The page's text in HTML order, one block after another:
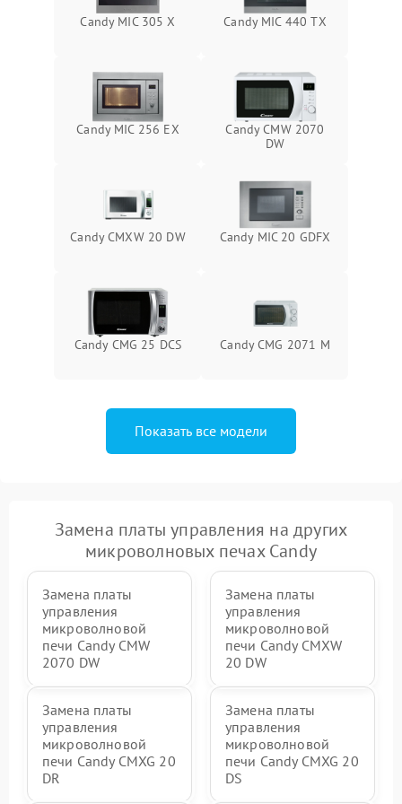
Candy MIC 305 X Candy MIC 440 TX
Candy MIC 256 EX
Candy CMW 2070
DW
Candy CMXW 20 DW Candy MIC 20 GDFX
Candy CMG 25 DCS Candy CMG 2071 M
Показать все модели
Замена платы управления на других
микроволновых печах Candy
Замена платы
управления
микроволновой
печи Candy CMW
2070 DW
Замена платы
управления
микроволновой
печи Candy CMXW
20 DW
Замена платы
управления
микроволновой
печи Candy CMXG 20
DR
Замена платы
управления
микроволновой
печи Candy CMXG 20
DS